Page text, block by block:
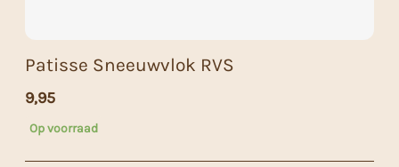
Patisse Sneeuwvlok RVS
9,95
Op voorraad